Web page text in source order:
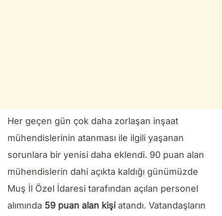
Her geçen gün çok daha zorlaşan inşaat
mühendislerinin atanması ile ilgili yaşanan
sorunlara bir yenisi daha eklendi. 90 puan alan
mühendislerin dahi açıkta kaldığı günümüzde
Muş İl Özel İdaresi tarafından açılan personel
alımında 59 puan alan kişi atandı. Vatandaşların